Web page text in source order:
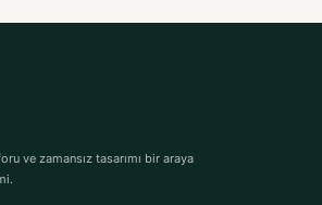
ve zamansız tasarımı bir araya